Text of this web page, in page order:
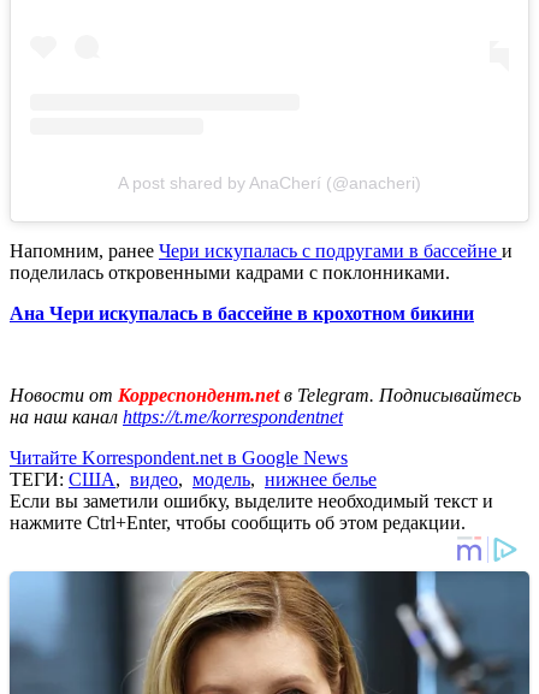
A post shared by AnaCherí (@anacheri)
Напомним, ранее Чери искупалась с подругами в бассейне и
поделилась откровенными кадрами с поклонниками.
Ана Чери искупалась в бассейне в крохотном бикини
Новости от Корреспондент.netв Telegram. Подписывайтесь
на наш канал https://t.me/korrespondentnet
Читайте Korrespondent.net в Google News
ТЕГИ: США, видео, модель, нижнее белье
Если вы заметили ошибку, выделите необходимый текст и
нажмите Ctrl+Enter, чтобы сообщить об этом редакции.